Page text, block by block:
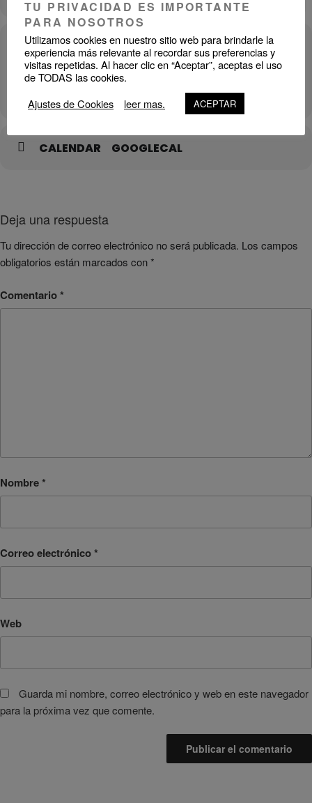
Location
106 N. MIL TARY TRL WPB FL 33415
CALENDAR GOOGLECAL
Deja una respuesta
Tu dirección de correo electrónico no será publicada. Los campos
obligatorios están marcados con*
Comentario*
Nombre*
Correo electrónico*
Web
Guarda mi nombre, correo electrónico y web en este navegador
para la próxima vez que comente.
TU PRIVACIDAD ES IMPORTANTE
PARA NOSOTROS
Utilizamos cookies en nuestro sitio web para brindarle la
experiencia más relevante al recordar sus preferencias y
visitas repetidas. Al hacer clic en “Aceptar”, aceptas el uso
de TODAS las cookies.
Ajustes de Cookies
leer mas. ACEPTAR